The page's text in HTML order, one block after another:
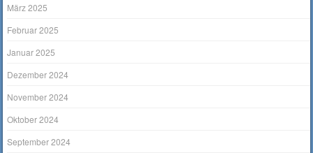
März 2025
Februar 2025
Januar 2025
Dezember 2024
November 2024
Oktober 2024
September 2024